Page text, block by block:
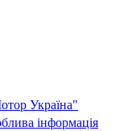
Україна"
інформація